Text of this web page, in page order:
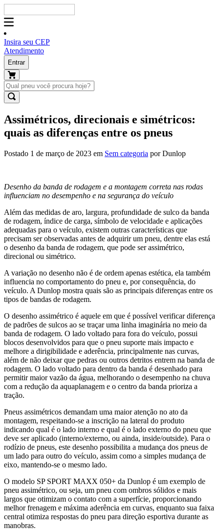
Insira seu CEP
Atendimento
Entrar
Assimétricos, direcionais e simétricos:
quais as diferenças entre os pneus
Postado 1 de março de 2023 em Sem categoria por Dunlop
Desenho da banda de rodagem e a montagem correta nas rodas
influenciam no desempenho e na segurança do veículo
Além das medidas de aro, largura, profundidade de sulco da banda
de rodagem, índice de carga, símbolo de velocidade e aplicações
adequadas para o veículo, existem outras características que
precisam ser observadas antes de adquirir um pneu, dentre elas está
o desenho da banda de rodagem, que pode ser assimétrico,
direcional ou simétrico.
A variação no desenho não é de ordem apenas estética, ela também
influencia no comportamento do pneu e, por consequência, do
veículo. A Dunlop mostra quais são as principais diferenças entre os
tipos de bandas de rodagem.
O desenho assimétrico é aquele em que é possível verificar diferença
de padrões de sulcos ao se traçar uma linha imaginária no meio da
banda de rodagem. O lado voltado para fora do veículo, possui
blocos desenvolvidos para que o pneu suporte mais impacto e
melhore a dirigibilidade e aderência, principalmente nas curvas,
além de não deixar que pedras ou outros detritos entrem na banda de
rodagem. O lado voltado para dentro da banda é desenhado para
permitir maior vazão da água, melhorando o desempenho na chuva
com a redução da aquaplanagem e o centro da banda prioriza a
tração.
Pneus assimétricos demandam uma maior atenção no ato da
montagem, respeitando-se a inscrição na lateral do produto
indicando qual é o lado interno e qual é o lado externo do pneu que
deve ser aplicado (interno/externo, ou ainda, inside/outside). Para o
rodízio de pneus, este desenho possibilita a mudança dos pneus de
um lado para outro do veículo, assim como a simples mudança de
eixo, mantendo-se o mesmo lado.
O modelo SP SPORT MAXX 050+ da Dunlop é um exemplo de
pneu assimétrico, ou seja, um pneu com ombros sólidos e mais
largos que otimizam o contato com a superfície, proporcionando
melhor frenagem e máxima aderência em curvas, enquanto sua faixa
central otimiza respostas do pneu para direção esportiva durante as
manobras.